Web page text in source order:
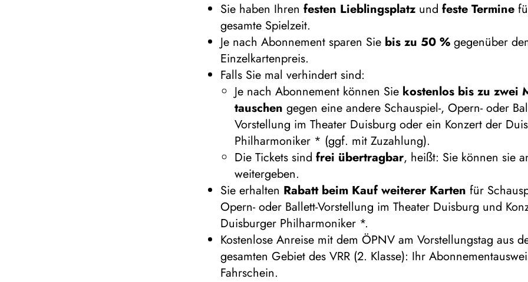
Sie haben Ihrenfesten Lieblingsplatz undfeste Termine
gesamte Spielzeit.
Je nach Abonnement sparen Sie bis zu 50 % gegenüber
Einzelkartenpreis.
Falls Sie mal verhindert sind:
Je nach Abonnement können Sie kostenlos bis zu zwei
tauschen gegen eine andere Schauspiel-, Opern- oder
Vorstellung im Theater Duisburg oder ein Konzert der
Philharmoniker * (ggf. mit Zuzahlung).
Die Tickets sindfrei übertragbar, heißt: Sie können sie
weitergeben.
Sie erhalten Rabatt beim Kauf weiterer Karten für
Opern- oder Ballett-Vorstellung im Theater Duisburg und
Duisburger Philharmoniker *.
Kostenlose Anreise mit dem ÖPNV am Vorstellungstag aus
gesamten Gebiet des VRR (2. Klasse): Ihr
Fahrschein.